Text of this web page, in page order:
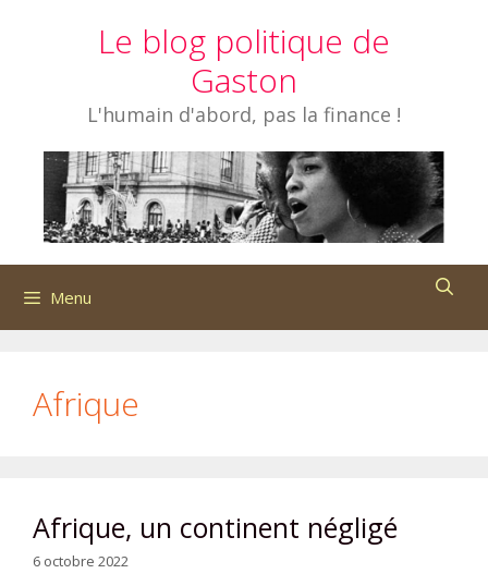
Le blog politique de
Gaston
L'humain d'abord, pas la finance !
Menu
Afrique
Afrique, un continent négligé
6 octobre 2022